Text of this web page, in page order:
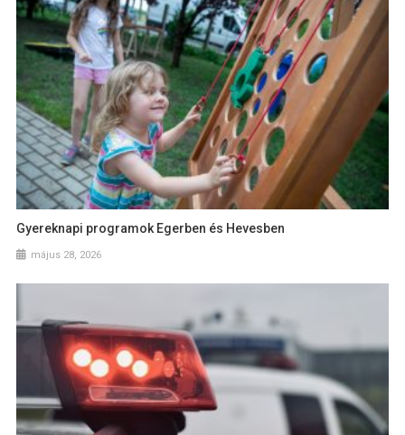
Gyereknapi programok Egerben és Hevesben
május 28, 2026